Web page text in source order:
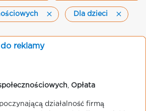
Dla dzieci
reklamy
Opłata
działalność firmą